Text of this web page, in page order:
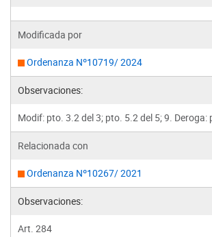
Modificada por
Ordenanza Nº10719/ 2024
Observaciones:
Modif: pto. 3.2 del 3; pto. 5.2 del 5; 9. Deroga:
Relacionada con
Ordenanza Nº10267/ 2021
Observaciones:
Art. 284